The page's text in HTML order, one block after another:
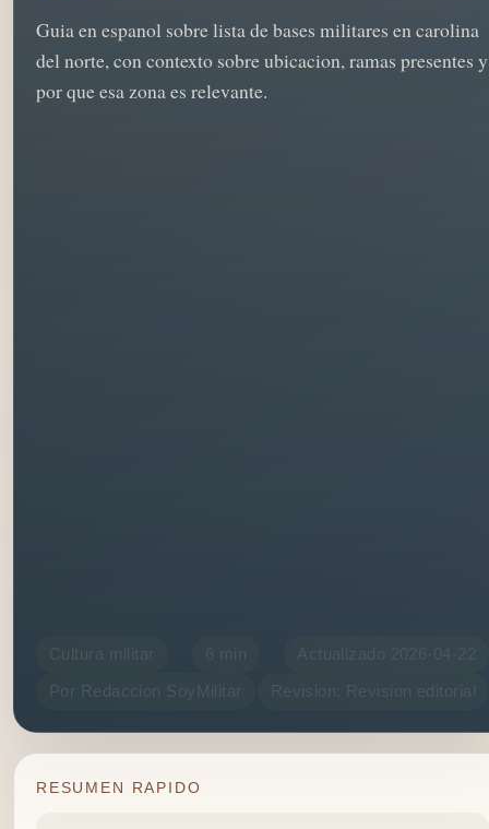
Guia en espanol sobre lista de bases militares en carolina
del norte, con contexto sobre ubicacion, ramas presentes y
por que esa zona es relevante.
Cultura militar
Por Redaccion SoyMilitar Revision: Revision editorial
RESUMEN RAPIDO